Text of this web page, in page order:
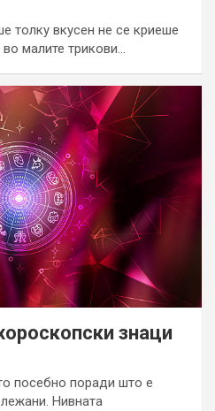
толку вкусен не се криеше
во малите трикови…
знаци
посебно поради што е
Нивната